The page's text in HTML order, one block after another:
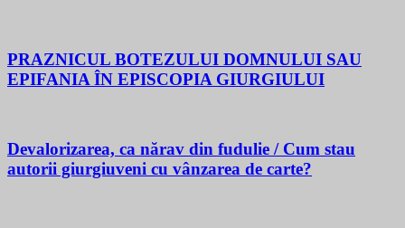
PRAZNICUL BOTEZULUI DOMNULUI SAU
EPIFANIA ÎN EPISCOPIA GIURGIULUI
Devalorizarea, ca nărav din fudulie / Cum stau
autorii giurgiuveni cu vânzarea de carte?